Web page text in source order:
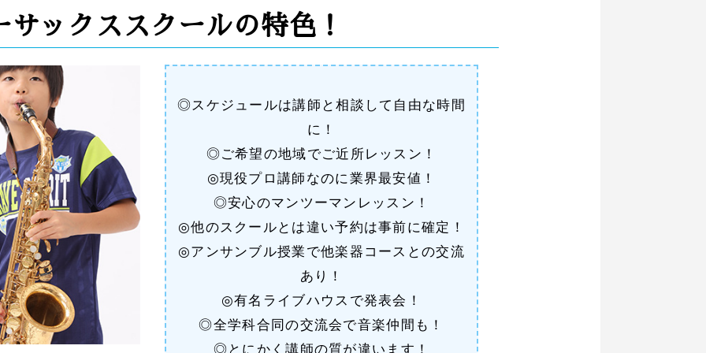
サックススクールの特色！
◎スケジュールは講師と相談して自由な時間
に！
◎ご希望の地域でご近所レッスン！
◎現役プロ講師なのに業界最安値！
◎安心のマンツーマンレッスン！
◎他のスクールとは違い予約は事前に確定！
◎アンサンブル授業で他楽器コースとの交流
あり！
◎有名ライブハウスで発表会！
◎全学科合同の交流会で音楽仲間も！
◎とにかく講師の質が違います！